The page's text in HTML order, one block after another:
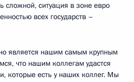
сложной, ситуация в зоне евро
всех государств –
является нашим самым крупным
что нашим коллегам удастся
которые есть у наших коллег. Мы